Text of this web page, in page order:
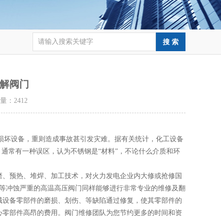
阀门
： 2412
设备，重则造成事故甚引发灾难。据有关统计，化工设备
常有一种误区，认为不锈钢是“材料”，不论什么介质和环
热、堆焊、加工技术，对火力发电企业内大修或抢修国
冲蚀严重的高温高压阀门同样能够进行非常专业的维修及翻
备零部件的磨损、划伤、等缺陷通过修复，使其零部件的
部件高昂的费用。阀门维修团队为您节约更多的时间和资